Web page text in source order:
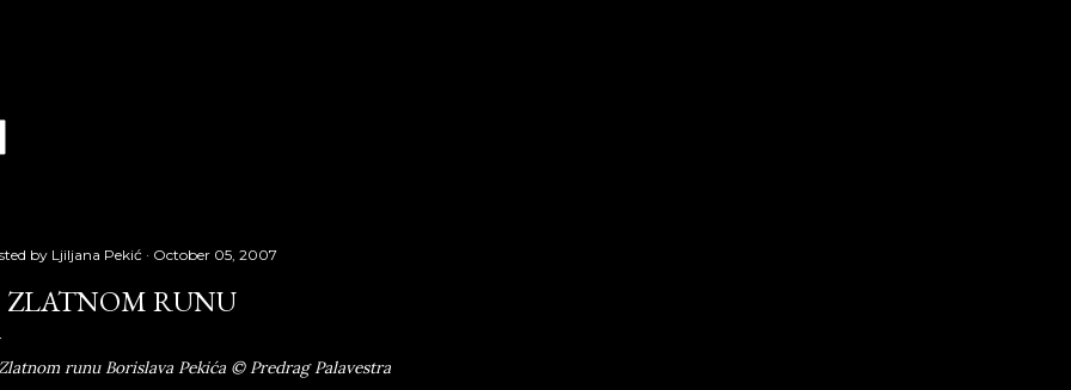
by Ljiljana Pekić October 05, 2007
ZLATNOM RUNU
runu Borislava Pekića © Predrag Palavestra